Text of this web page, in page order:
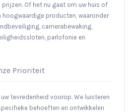
Of het nu gaat om uw huis of
hoogwaardige producten, waaronder
camerabewaking,
parlofonie en
Prioriteit
uw tevredenheid voorop. We luisteren
behoeften en ontwikkelen